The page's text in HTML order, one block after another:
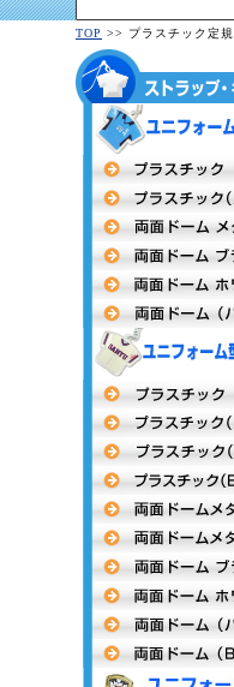
TOP >> プラスチック定規